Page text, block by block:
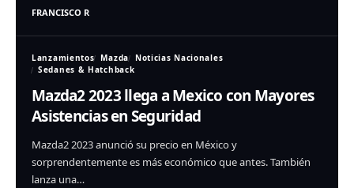
FRANCISCO R
Lanzamientos Mazda
Noticias Nacionales
Sedanes & Hatchback
Mazda2 2023 llega a Mexico con Mayores
Asistencias en Seguridad
Mazda2 2023 anunció su precio en México y
sorprendentemente es más económico que antes. También
lanza una…